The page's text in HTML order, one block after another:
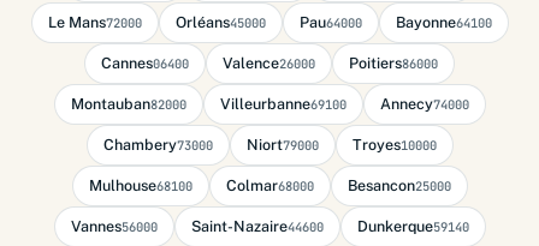
Le Mans72000 Orléans45000 Pau64000 Bayonne64100
Cannes06400 Valence26000 Poitiers86000
Montauban82000 Villeurbanne69100 Annecy74000
Chambery73000 Niort79000 Troyes10000
Mulhouse68100 Colmar68000 Besancon25000
Vannes56000 Saint-Nazaire44600 Dunkerque59140